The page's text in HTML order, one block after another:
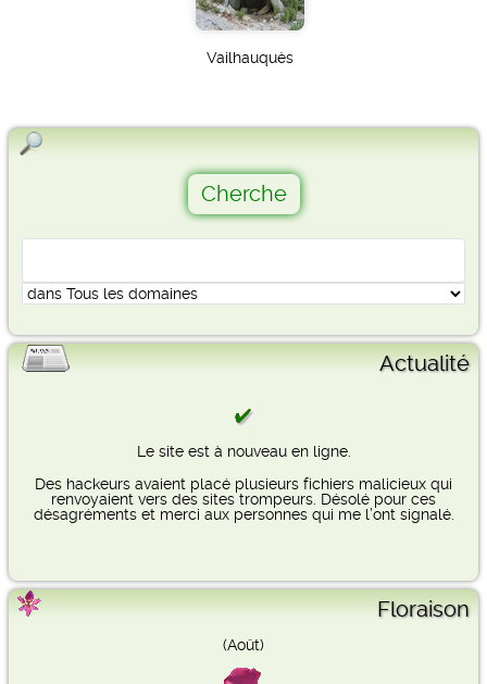
Vailhauquès
Actualité
Le site est à nouveau en ligne.
Des hackeurs avaient placé plusieurs fichiers malicieux qui
renvoyaient vers des sites trompeurs. Désolé pour ces
désagréments et merci aux personnes qui me l’ont signalé.
Floraison
(Août)